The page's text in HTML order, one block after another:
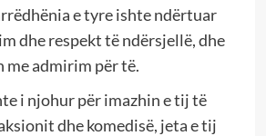
e tyre ishte ndërtuar
dhe respekt të ndërsjellë, dhe
me admirim për të.
i njohur për imazhin e tij të
dhe komedisë, jeta e tij